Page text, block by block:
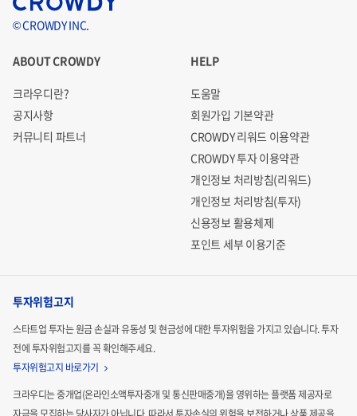
© CROWDY INC.
ABOUT CROWDY
크라우디란?
공지사항
커뮤니티 파트너
HELP
도움말
회원가입 기본약관
CROWDY 리워드 이용약관
CROWDY 투자 이용약관
개인정보 처리방침(리워드)
개인정보 처리방침(투자)
신용정보 활용체제
포인트 세부 이용기준
투자위험고지
스타트업 투자는 원금 손실과 유동성 및 현금성에 대한 투자위험을 가지고 있습니다.투자
전에 투자위험고지를 꼭 확인해주세요.
투자위험고지 바로가기
크라우디는 중개업(온라인소액투자중개 및 통신판매중개)을 영위하는 플랫폼 제공자로